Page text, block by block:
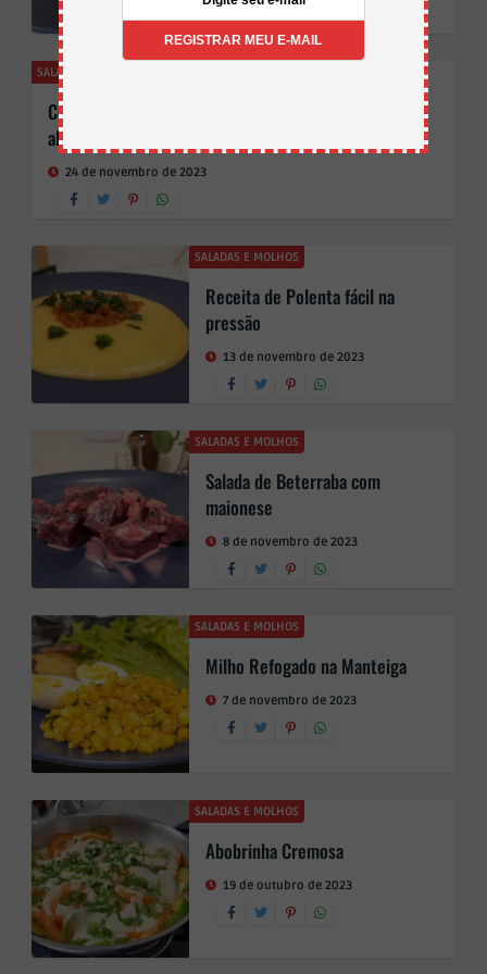
SALADAS E MOLHOS
Como fazer salada tropical com
alface e frutas simples
24 de novembro de 2023
SALADAS E MOLHOS
Receita de Polenta fácil na
pressão
13 de novembro de 2023
SALADAS E MOLHOS
Salada de Beterraba com
maionese
8 de novembro de 2023
SALADAS E MOLHOS
Milho Refogado na Manteiga
7 de novembro de 2023
SALADAS E MOLHOS
Abobrinha Cremosa
19 de outubro de 2023